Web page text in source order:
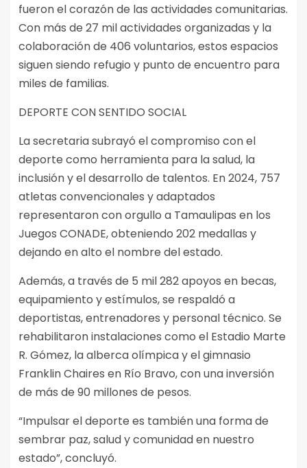
fueron el corazón de las actividades comunitarias.
Con más de 27 mil actividades organizadas y la
colaboración de 406 voluntarios, estos espacios
siguen siendo refugio y punto de encuentro para
miles de familias.
DEPORTE CON SENTIDO SOCIAL
La secretaria subrayó el compromiso con el
deporte como herramienta para la salud, la
inclusión y el desarrollo de talentos. En 2024, 757
atletas convencionales y adaptados
representaron con orgullo a Tamaulipas en los
Juegos CONADE, obteniendo 202 medallas y
dejando en alto el nombre del estado.
Además, a través de 5 mil 282 apoyos en becas,
equipamiento y estímulos, se respaldó a
deportistas, entrenadores y personal técnico. Se
rehabilitaron instalaciones como el Estadio Marte
R. Gómez, la alberca olímpica y el gimnasio
Franklin Chaires en Río Bravo, con una inversión
de más de 90 millones de pesos.
“Impulsar el deporte es también una forma de
sembrar paz, salud y comunidad en nuestro
estado”, concluyó.